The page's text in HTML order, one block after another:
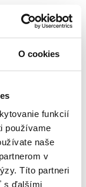
O cookies
funkcií
používame
naše
v
Títo partneri
s ďalšími